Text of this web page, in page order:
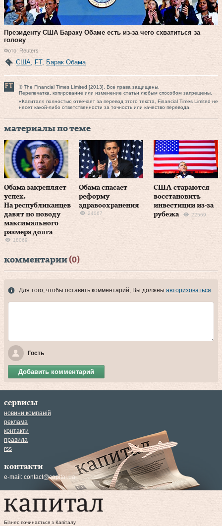
Президенту США Бараку Обаме есть из-за чего схватиться за
голову
Фото: Reuters
США FT, Барак Обама
© The Financial Times Limited [2013]. Все права защищены.
Перепечатка, копирование или изменение статьи любым способом запрещены.
«Капитал» полностью отвечает за перевод этого текста, Financial Times Limited не
несет какой-либо ответственности за точность или качество перевода.
материалы по теме
Обама закрепляет
успех.
На республиканцев
давят по поводу
максимального
размера долга
18069
Обама спасает
реформу
здравоохранения
24067
США стараются
восстановить
инвестиции из-за
рубежа
22569
комментарии (0)
Для того, чтобы оставить комментарий, Вы должны авторизоваться.
Гость
Добавить комментарий
сервисы
новини компаній
реклама
контакти
правила
rss
контакти
e-mail: contact@capital.ua
Бізнес починається з Капіталу